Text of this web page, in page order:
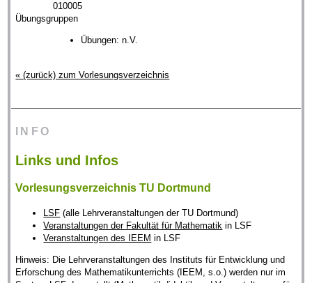
010005
Übungsgruppen
Übungen: n.V.
« (zurück) zum Vorlesungsverzeichnis
INFO
Links und Infos
Vorlesungsverzeichnis TU Dortmund
LSF (alle Lehrveranstaltungen der TU Dortmund)
Veranstaltungen der Fakultät für Mathematik in LSF
Veranstaltungen des IEEM in LSF
Hinweis: Die Lehrveranstaltungen des Instituts für Entwicklung und
Erforschung des Mathematikunterrichts (IEEM, s.o.) werden nur im